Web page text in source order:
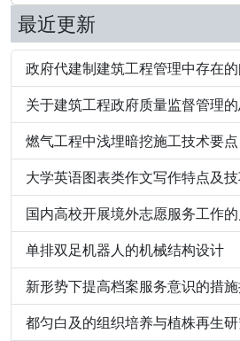
最近更新
政府代建制建筑工程管理中存在
关于建筑工程政府质量监督管理
燃气工程中浅埋暗挖施工技术要点
大学英语图表类作文写作特点及
国内高校开展境外志愿服务工作
单排双足机器人的机械结构设计
新形势下提高档案服务意识的措
都匀白及的组织培养与植株再生